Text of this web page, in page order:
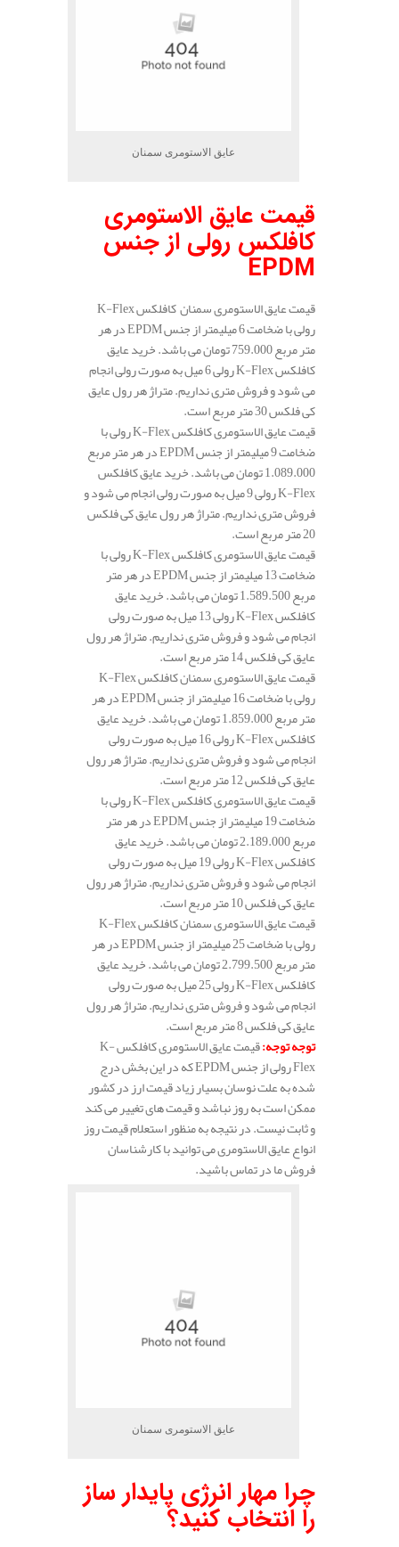
عایق الاستومری سمنان
قیمت عایق الاستومری
کافلکس رولی از جنس
EPDM
قیمت عایق الاستومری سمنان کافلکس K-Flex
رولی با ضخامت 6 میلیمتر از جنس EPDM در هر
متر مربع 759.000 تومان می باشد. خرید عایق
کافلکس K-Flex رولی 6 میل به صورت رولی انجام
می شود و فروش متری نداریم. متراژ هر رول عایق
کی فلکس 30 متر مربع است.
قیمت عایق الاستومری کافلکس K-Flex رولی با
ضخامت 9 میلیمتر از جنس EPDM در هر متر مربع
1.089.000 تومان می باشد. خرید عایق کافلکس
K-Flex رولی 9 میل به صورت رولی انجام می شود و
فروش متری نداریم. متراژ هر رول عایق کی فلکس
20 متر مربع است.
قیمت عایق الاستومری کافلکس K-Flex رولی با
ضخامت 13 میلیمتر از جنس EPDM در هر متر
مربع 1.589.500 تومان می باشد. خرید عایق
کافلکس K-Flex رولی 13 میل به صورت رولی
انجام می شود و فروش متری نداریم. متراژ هر رول
عایق کی فلکس 14 متر مربع است.
قیمت عایق الاستومری سمنان کافلکس K-Flex
رولی با ضخامت 16 میلیمتر از جنس EPDM در هر
متر مربع 1.859.000 تومان می باشد. خرید عایق
کافلکس K-Flex رولی 16 میل به صورت رولی
انجام می شود و فروش متری نداریم. متراژ هر رول
عایق کی فلکس 12 متر مربع است.
قیمت عایق الاستومری کافلکس K-Flex رولی با
ضخامت 19 میلیمتر از جنس EPDM در هر متر
مربع 2.189.000 تومان می باشد. خرید عایق
کافلکس K-Flex رولی 19 میل به صورت رولی
انجام می شود و فروش متری نداریم. متراژ هر رول
عایق کی فلکس 10 متر مربع است.
قیمت عایق الاستومری سمنان کافلکس K-Flex
رولی با ضخامت 25 میلیمتر از جنس EPDM در هر
متر مربع 2.799.500 تومان می باشد. خرید عایق
کافلکس K-Flex رولی 25 میل به صورت رولی
انجام می شود و فروش متری نداریم. متراژ هر رول
عایق کی فلکس 8 متر مربع است.
توجه توجه:
قیمت عایق الاستومری کافلکس K-
Flex رولی از جنس EPDM که در این بخش درج
شده به علت نوسان بسیار زیاد قیمت ارز در کشور
ممکن است به روز نباشد و قیمت های تغییر می کند
و ثابت نیست. در نتیجه به منظور استعلام قیمت روز
انواع عایق الاستومری می توانید با کارشناسان
فروش ما در تماس باشید.
عایق الاستومری سمنان
چرا مهار انرژی پایدار ساز
را انتخاب کنید؟